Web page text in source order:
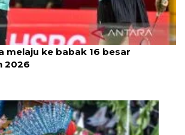
melaju ke babak 16 besar
2026